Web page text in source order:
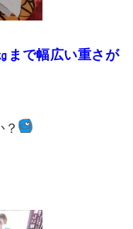
まで幅広い重さが